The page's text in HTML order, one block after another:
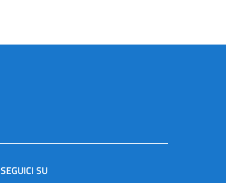
SEGUICI SU